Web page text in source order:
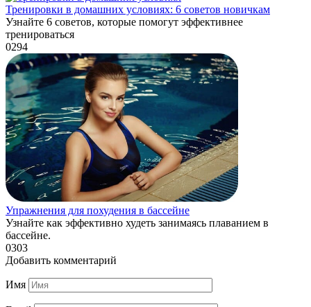
Тренировки в домашних условиях: 6 советов новичкам
Узнайте 6 советов, которые помогут эффективнее
тренироваться
0294
Упражнения для похудения в бассейне
Узнайте как эффективно худеть занимаясь плаванием в
бассейне.
0303
Добавить комментарий
Имя